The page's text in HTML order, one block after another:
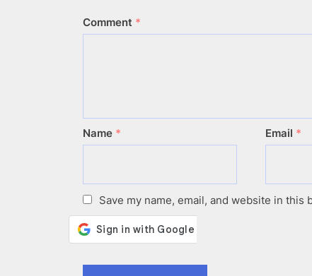
Comment *
Name * Email *
Save my name, email, and website in